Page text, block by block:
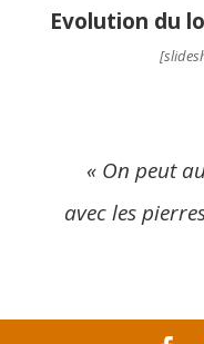
Evolution du
« On peut
avec les